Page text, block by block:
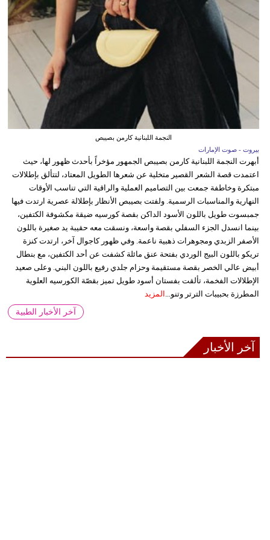
النجمة اللبنانية كارمن بصيبص
بيروت - صوت الإمارات
أبهرت النجمة اللبنانية كارمن بصيبص الجمهور مؤخراً بأحدث ظهور لها، حيث
اعتمدت قصة الشعر القصير متخلية عن شعرها الطويل المعتاد، لتتألق بإطلالات
مبتكرة وخاطفة جمعت بين التصاميم العملية والراقية التي تناسب الأوقات
النهارية والمناسبات الرسمية. ولفتت بصيبص الأنظار بإطلالة عصرية ارتدت فيها
جمبسوت طويل باللون الأسود الداكن بقصة كورسيه ضيقة مكشوفة الكتفين،
بينما انسدل الجزء السفلي بقصة واسعة، ونسقت معه حقيبة يد صغيرة باللون
الأصفر الزبدي ومجوهرات ذهبية ناعمة. وفي ظهور كاجوال آخر، ارتدت كنزة
تريكو باللون البيج الوردي بفتحة عنق مائلة كشفت عن أحد الكتفين، مع بنطال
أبيض عالي الخصر بقصة مستقيمة وحزام جلدي رفيع باللون البني. وعلى صعيد
الإطلالات الفخمة، تألقت بفستان أسود طويل تميز بقصّة الكورسيه العلوية
المطرزة بحبيبات الترتر وتنو... المزيد
آخر الأخبار الطبية
آخر الأخبار